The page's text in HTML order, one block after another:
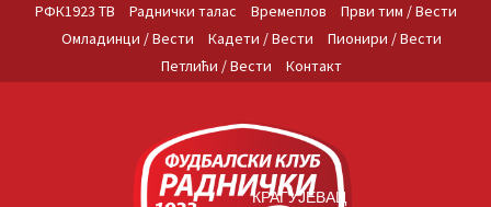
РФК1923 ТВ Раднички талас Времеплов
Први тим / Вести
Омладинци / Вести
Кадети / Вести
Пионири / Вести
Петлићи / Вести
Контакт
КРАГУЈЕВАЦ